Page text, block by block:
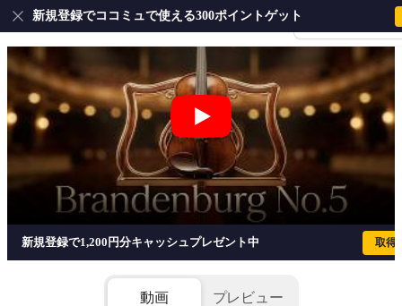
会員登録・ログイ
新規登録でココミュで使える300ポイントゲット
ブランデンブルク協奏曲 - ヨハン・
新規登録で1,200円分キャッシュプレゼント中 取得
動画 プレビュー